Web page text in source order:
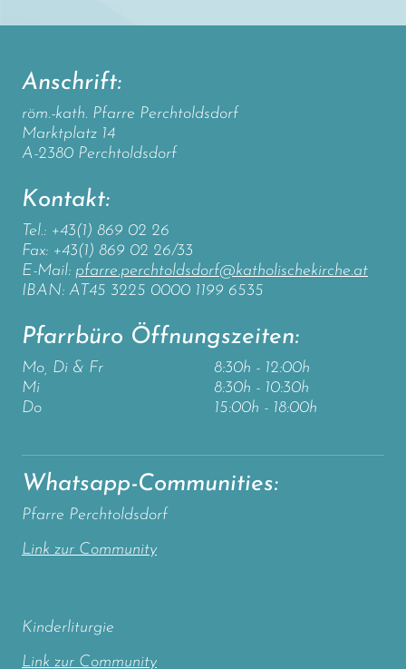
Anschrift:
röm.-kath. Pfarre Perchtoldsdorf
Marktplatz 14
A-2380 Perchtoldsdorf
Kontakt:
Tel.: +43(1) 869 02 26
Fax: +43(1) 869 02 26/33
E-Mail: pfarre.perchtoldsdorf@katholischekirche.at
IBAN: AT45 3225 0000 1199 6535
Pfarrbüro Öffnungszeiten:
Mo, Di & Fr
8:30h - 12:00h
Mi
8:30h - 10:30h
Do
15:00h - 18:00h
Whatsapp-Communities:
Pfarre Perchtoldsdorf
Link zur Community
Kinderliturgie
Link zur Community